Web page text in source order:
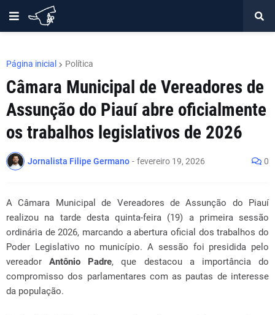
Página inicial Política
Câmara Municipal de Vereadores de
Assunção do Piauí abre oficialmente
os trabalhos legislativos de 2026
Jornalista Filipe Germano - fevereiro 19, 2026 0
A Câmara Municipal de Vereadores de Assunção do Piauí
realizou na tarde desta quinta-feira (19) a primeira sessão
ordinária de 2026, marcando a abertura oficial dos trabalhos do
Poder Legislativo no município. A sessão foi presidida pelo
vereadorAntônio Padre, que destacou a importância do
compromisso dos parlamentares com as pautas de interesse
da população.